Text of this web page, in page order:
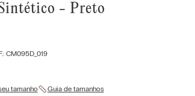
- Preto
CM095D_019